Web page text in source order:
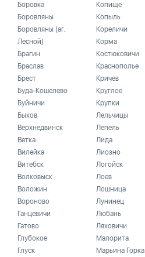
Боровка
Боровляны
Боровляны (аг.
Лесной)
Брагин
Браслав
Брест
Буда-Кошелево
Буйничи
Быхов
Верхнедвинск
Ветка
Вилейка
Витебск
Волковыск
Воложин
Вороново
Ганцевичи
Гатово
Глубокое
Глуск
Копище
Копыль
Кореличи
Корма
Костюковичи
Краснополье
Кричев
Круглое
Крупки
Лельчицы
Лепель
Лида
Лиозно
Логойск
Лоев
Лошница
Лунинец
Любань
Ляховичи
Малорита
Марьина Горка